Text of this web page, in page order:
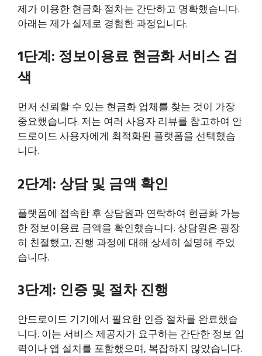
제가 이용한 현금화 절차는 간단하고 명확했습니다.
아래는 제가 실제로 경험한 과정입니다.
1단계: 정보이용료 현금화 서비스 검
색
먼저 신뢰할 수 있는 현금화 업체를 찾는 것이 가장
중요했습니다. 저는 여러 사용자 리뷰를 참고하여 안
드로이드 사용자에게 최적화된 플랫폼을 선택했습
니다.
2단계: 상담 및 금액 확인
플랫폼에 접속한 후 상담원과 연락하여 현금화 가능
한 정보이용료 금액을 확인했습니다. 상담원은 굉장
히 친절했고, 진행 과정에 대해 상세히 설명해 주었
습니다.
3단계: 인증 및 절차 진행
안드로이드 기기에서 필요한 인증 절차를 완료했습
니다. 이는 서비스 제공자가 요구하는 간단한 정보 입
력이나 앱 설치를 포함했으며, 복잡하지 않았습니다.